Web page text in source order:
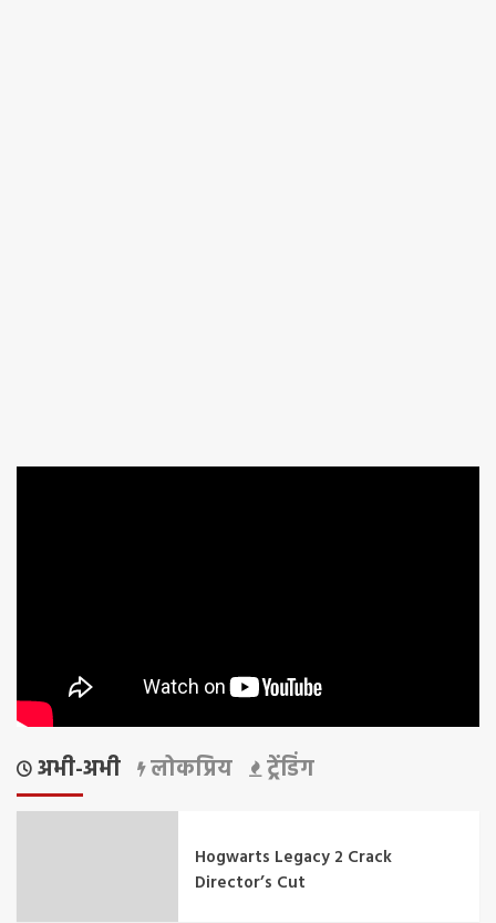
अभी-अभी लोकप्रिय ट्रेंडिंग
Hogwarts Legacy 2 Crack
Director’s Cut